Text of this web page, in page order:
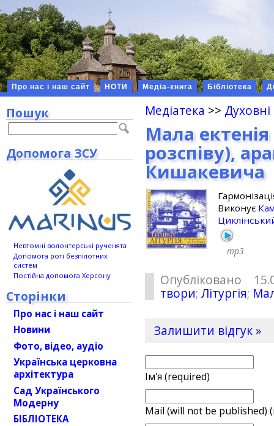
Про нас і наш сайт НОТИ Медіа-книга Бібліотека
Медіатека >>
Мала ектенія
розспіву),
Кишакевича
Виконує
mp3
Опубліковано
твори;Літургія;
Залишити відгук »
Ім'я (required)
Mail (will not be published)
Пошук
Допомога ЗСУ
Невтомні волонтерські рученята
Допомога роті безпілотних
систем
Постійна допомога Херсону
Сторінки
Про нас і наш сайт
Новини
Фото, відео, аудіо
Українська церковна
архітектура
Сад Українського
Модерну
БІБЛІОТЕКА